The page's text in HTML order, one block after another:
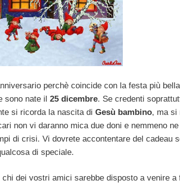
perchè coincide con la festa più
sono nate il 25 dicembre. Se credenti
si ricorda la nascita di Gesù bambino, ma si
non vi daranno mica due doni e nemmeno ne
di crisi. Vi dovrete accontentare del cadeau
di speciale.
dei vostri amici sarebbe disposto a venire a